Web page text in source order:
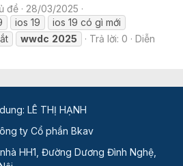
đề
28/03/2025
ios 19
ios 19 có gì mới
wwdc 2025 Trả lời: 0
Diễn
LÊ THỊ HẠNH
ty Cổ phần Bkav
HH1, Đường Dương Đình Nghệ,